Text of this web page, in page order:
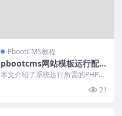
PbootCMS教程
pbootcms网站模板运行配置
环境
本文介绍了系统运行所需的PHP环
21